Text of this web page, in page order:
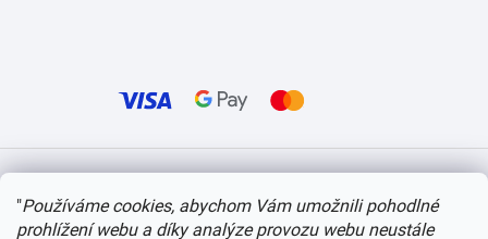
"Používáme cookies, abychom Vám umožnili pohodlné
prohlížení webu a díky analýze provozu webu neustále